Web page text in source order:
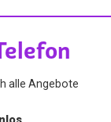
alle Angebote